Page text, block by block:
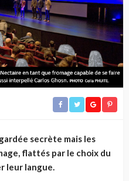
secrète mais les
flattés par le choix du
leur langue.